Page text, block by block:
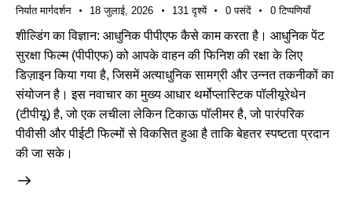
निर्यात मार्गदर्शन 18 जुलाई, 2026 131 दृश्यें 0 पसंदें 0 टिप्पणियाँ
शील्डिंग का विज्ञान: आधुनिक पीपीएफ कैसे काम करता है। आधुनिक पेंट
सुरक्षा फिल्म (पीपीएफ) को आपके वाहन की फिनिश की रक्षा के लिए
डिज़ाइन किया गया है, जिसमें अत्याधुनिक सामग्री और उन्नत तकनीकों का
संयोजन है। इस नवाचार का मुख्य आधार थर्मोप्लास्टिक पॉलीयूरेथेन
(टीपीयू) है, जो एक लचीला लेकिन टिकाऊ पॉलीमर है, जो पारंपरिक
पीवीसी और पीईटी फिल्मों से विकसित हुआ है ताकि बेहतर स्पष्टता प्रदान
की जा सके।